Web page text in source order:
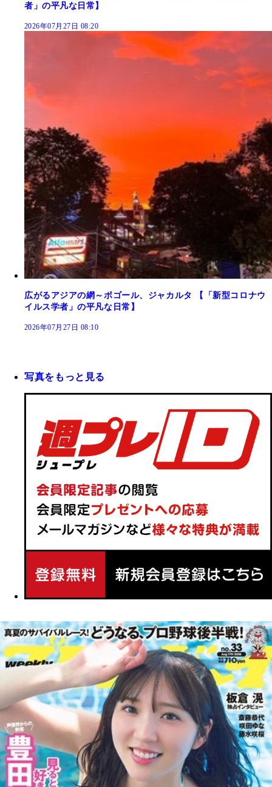
者」の平凡な日常】
2026年07月27日 08:20
広がるアジアの網～ボゴール、ジャカルタ 【「新型コロナウ
イルス学者」の平凡な日常】
2026年07月27日 08:10
写真をもっと見る